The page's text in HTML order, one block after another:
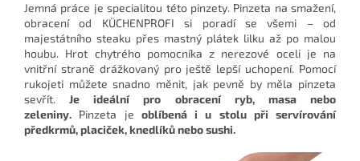
Jemná práce je specialitou této pinzety. Pinzeta na smažení,
obracení od KÜCHENPROFI si poradí se všemi – od
majestátního steaku přes mastný plátek lilku až po malou
houbu. Hrot chytrého pomocníka z nerezové oceli je na
vnitřní straně drážkovaný pro ještě lepší uchopení. Pomocí
rukojeti můžete snadno měnit, jak pevně by měla pinzeta
sevřít.Je ideální pro obracení ryb, masa nebo
zeleniny. Pinzeta je oblíbená i u stolu při servírování
předkrmů, placiček, knedlíků nebo sushi.